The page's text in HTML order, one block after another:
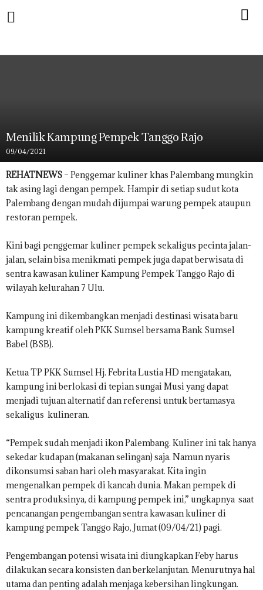
Menilik Kampung Pempek Tanggo Rajo
09/04/2021
REHATNEWS – Penggemar kuliner khas Palembang mungkin
tak asing lagi dengan pempek. Hampir di setiap sudut kota
Palembang dengan mudah dijumpai warung pempek ataupun
restoran pempek.
Kini bagi penggemar kuliner pempek sekaligus pecinta jalan-
jalan, selain bisa menikmati pempek juga dapat berwisata di
sentra kawasan kuliner Kampung Pempek Tanggo Rajo di
wilayah kelurahan 7 Ulu.
Kampung ini dikembangkan menjadi destinasi wisata baru
kampung kreatif oleh PKK Sumsel bersama Bank Sumsel
Babel (BSB).
Ketua TP PKK Sumsel Hj. Febrita Lustia HD mengatakan,
kampung ini berlokasi di tepian sungai Musi yang dapat
menjadi tujuan alternatif dan referensi untuk bertamasya
sekaligus kulineran.
“Pempek sudah menjadi ikon Palembang. Kuliner ini tak hanya
sekedar kudapan (makanan selingan) saja. Namun nyaris
dikonsumsi saban hari oleh masyarakat. Kita ingin
mengenalkan pempek di kancah dunia. Makan pempek di
sentra produksinya, di kampung pempek ini,” ungkapnya saat
pencanangan pengembangan sentra kawasan kuliner di
kampung pempek Tanggo Rajo, Jumat (09/04/21) pagi.
Pengembangan potensi wisata ini diungkapkan Feby harus
dilakukan secara konsisten dan berkelanjutan. Menurutnya hal
utama dan penting adalah menjaga kebersihan lingkungan.